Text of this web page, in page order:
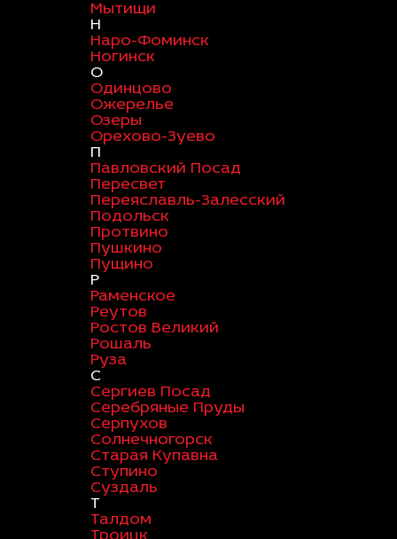
Мытищи
Н
Наро-Фоминск
Ногинск
О
Одинцово
Ожерелье
Озеры
Орехово-Зуево
П
Павловский Посад
Пересвет
Переяславль-Залесский
Подольск
Протвино
Пушкино
Пущино
Р
Раменское
Реутов
Ростов Великий
Рошаль
Руза
С
Сергиев Посад
Серебряные Пруды
Серпухов
Солнечногорск
Старая Купавна
Ступино
Суздаль
Т
Талдом